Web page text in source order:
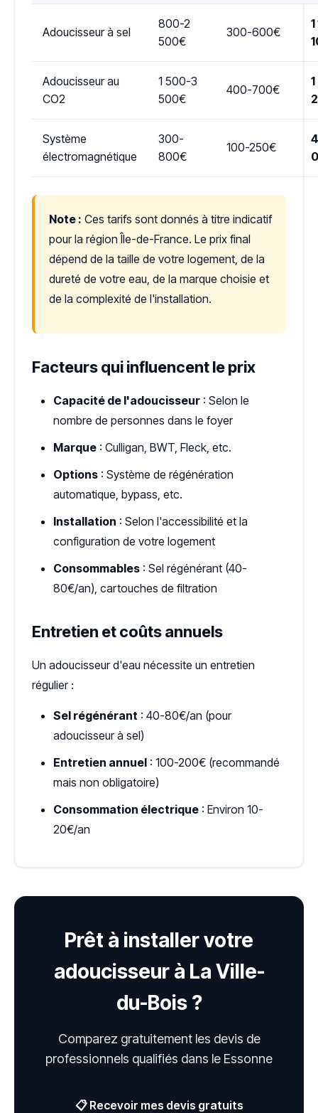
Adoucisseur à sel
800-2
500€
300-600€
Adoucisseur au
CO2
1 500-3
500€
400-700€
Système
électromagnétique
300-
800€
100-250€
Note : Ces tarifs sont donnés à titre indicatif
pour la région Île-de-France. Le prix final
dépend de la taille de votre logement, de la
dureté de votre eau, de la marque choisie et
de la complexité de l'installation.
Facteurs qui influencent le prix
Capacité de l'adoucisseur : Selon le
nombre de personnes dans le foyer
Marque : Culligan, BWT, Fleck, etc.
Options : Système de régénération
automatique, bypass, etc.
Installation : Selon l'accessibilité et la
configuration de votre logement
Consommables : Sel régénérant (40-
80€/an), cartouches de filtration
Entretien et coûts annuels
Un adoucisseur d'eau nécessite un entretien
régulier :
Sel régénérant : 40-80€/an (pour
adoucisseur à sel)
Entretien annuel : 100-200€ (recommandé
mais non obligatoire)
Consommation électrique : Environ 10-
20€/an
Prêt à installer votre
adoucisseur à La Ville-
du-Bois ?
Comparez gratuitement les devis de
professionnels qualifiés dans le Essonne
📋 Recevoir mes devis gratuits